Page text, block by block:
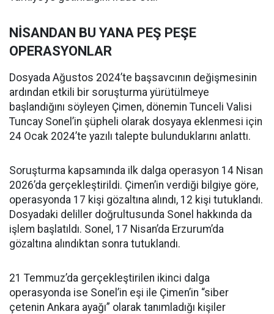
NİSANDAN BU YANA PEŞ PEŞE
OPERASYONLAR
Dosyada Ağustos 2024’te başsavcının değişmesinin
ardından etkili bir soruşturma yürütülmeye
başlandığını söyleyen Çimen, dönemin Tunceli Valisi
Tuncay Sonel’in şüpheli olarak dosyaya eklenmesi için
24 Ocak 2024’te yazılı talepte bulunduklarını anlattı.
Soruşturma kapsamında ilk dalga operasyon 14 Nisan
2026’da gerçekleştirildi. Çimen’in verdiği bilgiye göre,
operasyonda 17 kişi gözaltına alındı, 12 kişi tutuklandı.
Dosyadaki deliller doğrultusunda Sonel hakkında da
işlem başlatıldı. Sonel, 17 Nisan’da Erzurum’da
gözaltına alındıktan sonra tutuklandı.
21 Temmuz’da gerçekleştirilen ikinci dalga
operasyonda ise Sonel’in eşi ile Çimen’in “siber
çetenin Ankara ayağı” olarak tanımladığı kişiler